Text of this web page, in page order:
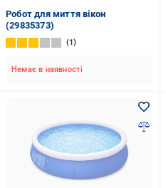
Робот для миття вікон
(29835373)
1
Немає в наявності